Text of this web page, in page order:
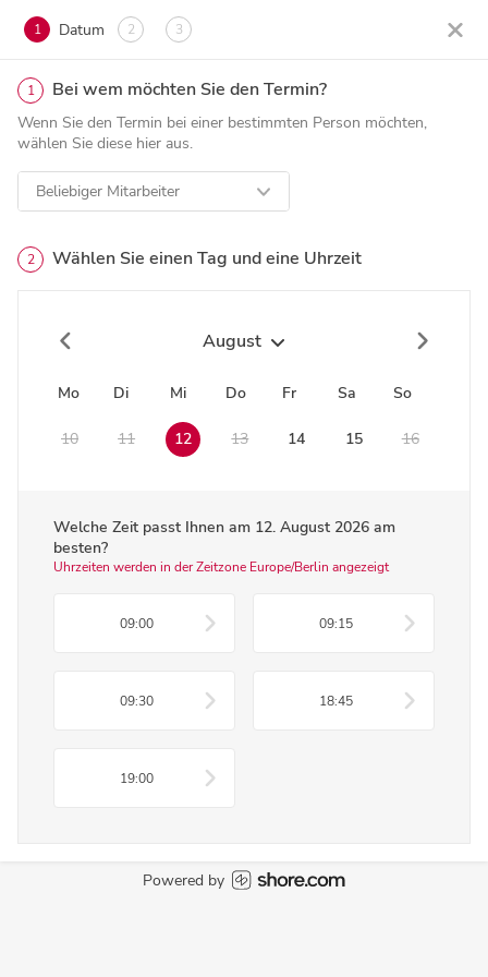
1 Datum 2 3
1 Bei wem möchten Sie den Termin?
Wenn Sie den Termin bei einer bestimmten Person möchten,
wählen Sie diese hier aus.
Beliebiger Mitarbeiter
2 Wählen Sie einen Tag und eine Uhrzeit
August
Mo Di Mi Do Fr Sa So
10 11 12 13 14 15 16
Welche Zeit passt Ihnen am 12. August 2026 am
besten?
Uhrzeiten werden in der Zeitzone Europe/Berlin angezeigt
09:00 09:15
09:30 18:45
19:00
Powered by